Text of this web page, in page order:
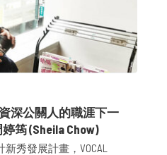
深公關人的職涯下一
筠 (Sheila Chow)
新秀發展計畫，VOCAL